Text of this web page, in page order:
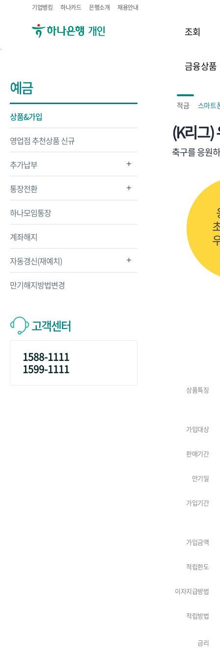
기업뱅킹 하나카드 은행소개 채용안내
조회
금융상품
예금
상품&가입
영업점 추천상품 신규
추가납부
통장전환
하나모임통장
계좌해지
자동갱신(재예치)
만기해지방법변경
고객센터
1588-1111
1599-1111
적금 스마트
(K리그)
축구를 응원
상품특징
가입대상
판매기간
만기일
가입기간
가입금액
적립한도
이자지급방법
적립방법
금리